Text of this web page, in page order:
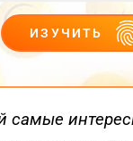
ИЗУЧИТЬ
самые